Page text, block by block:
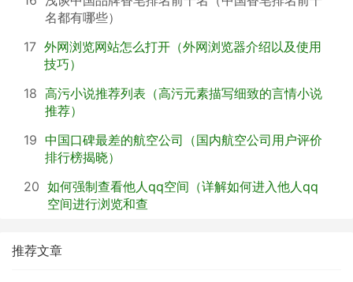
名都有哪些）
17 外网浏览网站怎么打开（外网浏览器介绍以及使用
技巧）
18 高污小说推荐列表（高污元素描写细致的言情小说
推荐）
19 中国口碑最差的航空公司（国内航空公司用户评价
排行榜揭晓）
20 如何强制查看他人qq空间（详解如何进入他人qq
空间进行浏览和查
推荐文章